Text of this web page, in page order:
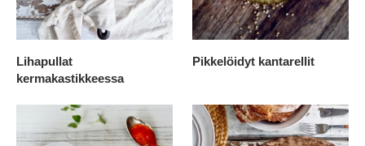
Lihapullat
kermakastikkeessa
Pikkelöidyt kantarellit